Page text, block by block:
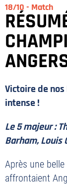
18/10 - Match
Victoire de
intense !
Le 5 majeur :
Barham, Louis
Après une
affrontaient